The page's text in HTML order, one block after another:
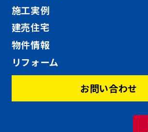
施工実例
建売住宅
物件情報
リフォーム
お問い合わせ